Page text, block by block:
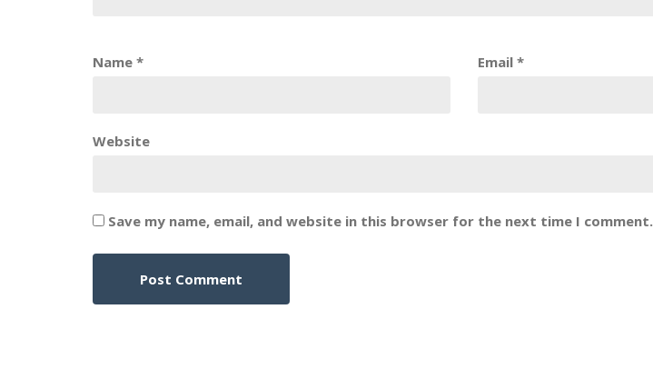
Name * Email *
Website
Save my name, email, and website in this browser for the next time I comment.